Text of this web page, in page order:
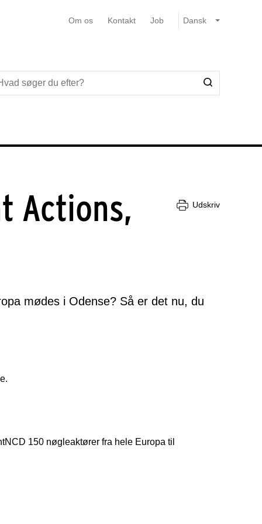
Om os Kontakt Job
Actions, Udskriv
mødes i Odense? Så er det nu, du
150 nøgleaktører fra hele Europa til